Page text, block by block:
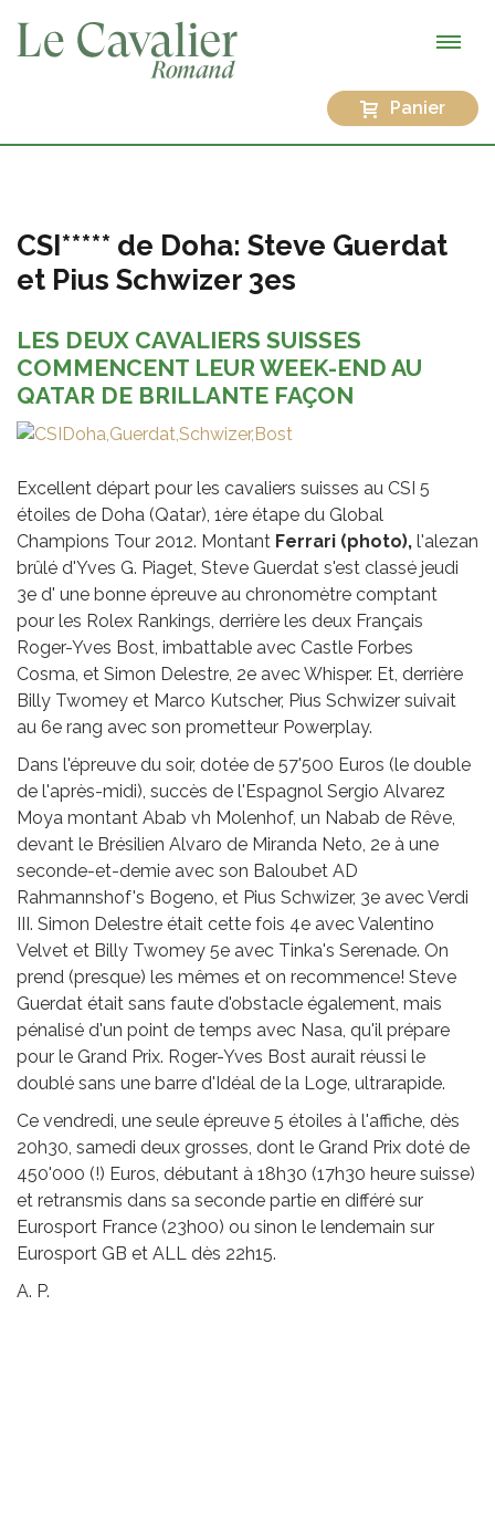
Panier
CSI***** de Doha: Steve Guerdat
et Pius Schwizer 3es
LES DEUX CAVALIERS SUISSES
COMMENCENT LEUR WEEK-END AU
QATAR DE BRILLANTE FAÇON
Excellent départ pour les cavaliers suisses au CSI 5
étoiles de Doha (Qatar), 1ère étape du Global
Champions Tour 2012. Montant Ferrari (photo), l'alezan
brûlé d'Yves G. Piaget, Steve Guerdat s'est classé jeudi
3e d' une bonne épreuve au chronomètre comptant
pour les Rolex Rankings, derrière les deux Français
Roger-Yves Bost, imbattable avec Castle Forbes
Cosma, et Simon Delestre, 2e avec Whisper. Et, derrière
Billy Twomey et Marco Kutscher, Pius Schwizer suivait
au 6e rang avec son prometteur Powerplay.
Dans l'épreuve du soir, dotée de 57'500 Euros (le double
de l'après-midi), succès de l'Espagnol Sergio Alvarez
Moya montant Abab vh Molenhof, un Nabab de Rêve,
devant le Brésilien Alvaro de Miranda Neto, 2e à une
seconde-et-demie avec son Baloubet AD
Rahmannshof's Bogeno, et Pius Schwizer, 3e avec Verdi
III. Simon Delestre était cette fois 4e avec Valentino
Velvet et Billy Twomey 5e avec Tinka's Serenade. On
prend (presque) les mêmes et on recommence! Steve
Guerdat était sans faute d'obstacle également, mais
pénalisé d'un point de temps avec Nasa, qu'il prépare
pour le Grand Prix. Roger-Yves Bost aurait réussi le
doublé sans une barre d'Idéal de la Loge, ultrarapide.
Ce vendredi, une seule épreuve 5 étoiles à l'affiche, dès
20h30, samedi deux grosses, dont le Grand Prix doté de
450'000 (!) Euros, débutant à 18h30 (17h30 heure suisse)
et retransmis dans sa seconde partie en différé sur
Eurosport France (23h00) ou sinon le lendemain sur
Eurosport GB et ALL dès 22h15.
A. P.